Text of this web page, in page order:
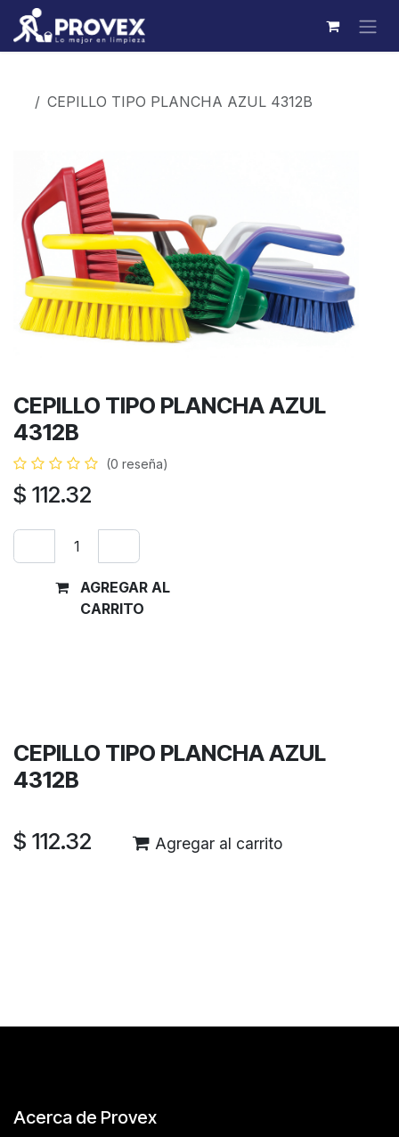
Ir al contenido
CEPILLO TIPO PLANCHA AZUL 4312B
CEPILLO TIPO PLANCHA AZUL
4312B
(0 reseña)
$ 112.32
AGREGAR AL
CARRITO
CEPILLO TIPO PLANCHA AZUL
4312B
$ 112.32 Agregar al carrito
Acerca de Provex